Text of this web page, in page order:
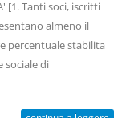
[1. Tanti soci, iscritti
almeno il
percentuale stabilita
sociale di